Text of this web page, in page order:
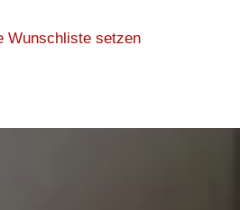
Wunschliste setzen